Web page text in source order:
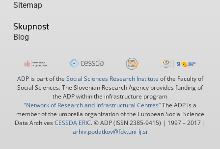
Sitemap
Skupnost
Blog
ADP is part of the Social Sciences Research Institute of the Faculty of
Social Sciences. The Slovenian Research Agency provides funding of
the ADP within the infrastructure program
“Network of Research and Infrastructural Centres”The ADP is a
member of the umbrella organization of the European Social Science
Data Archives CESSDA ERIC. © ADP (ISSN 2385-9415) | 1997 – 2017 |
arhiv.podatkov@fdv.uni-lj.si